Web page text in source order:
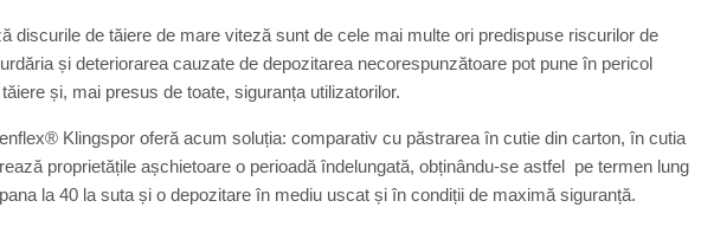
discurile de tăiere de mare viteză sunt de cele mai multe ori predispuse riscurilor de
și deteriorarea cauzate de depozitarea necorespunzătoare pot pune în pericol
și, mai presus de toate, siguranța utilizatorilor.
Klingspor oferă acum soluția: comparativ cu păstrarea în cutie din carton, în cutia
proprietățile așchietoare o perioadă îndelungată, obținându-se astfel pe termen lung
la 40 la suta și o depozitare în mediu uscat și în condiții de maximă siguranță.